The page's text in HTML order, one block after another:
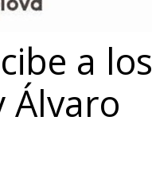
a los
Álvaro